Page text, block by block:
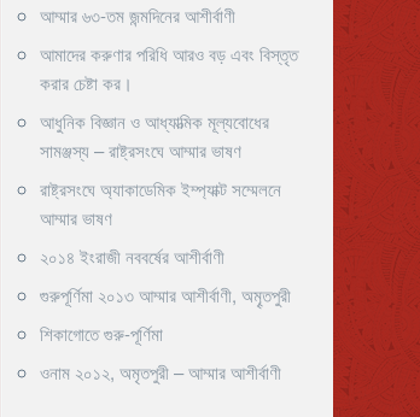
আম্মার ৬৩-তম জন্মদিনের আশীর্বাণী
আমাদের করুণার পরিধি আরও বড় এবং বিস্তৃত
করার চেষ্টা কর।
আধুনিক বিজ্ঞান ও আধ্যাত্মিক মূল্যবোধের
সামঞ্জস্য – রাষ্ট্রসংঘে আম্মার ভাষণ
রাষ্ট্রসংঘে অ্যাকাডেমিক ইম্প্যাক্ট সম্মেলনে
আম্মার ভাষণ
২০১৪ ইংরাজী নববর্ষের আশীর্বাণী
গুরুপূর্ণিমা ২০১৩ আম্মার আশীর্বাণী, অমৄতপুরী
শিকাগোতে গুরু-পূর্ণিমা
ওনাম ২০১২, অমৃতপুরী – আম্মার আশীর্বাণী